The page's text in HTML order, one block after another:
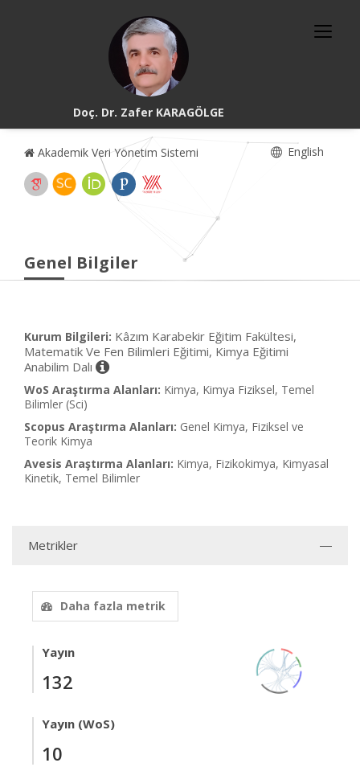
Doç. Dr. Zafer KARAGÖLGE
Akademik Veri Yönetim Sistemi English
Genel Bilgiler
Kurum Bilgileri: Kâzım Karabekir Eğitim Fakültesi,
Matematik Ve Fen Bilimleri Eğitimi, Kimya Eğitimi
Anabilim Dalı
WoS Araştırma Alanları: Kimya, Kimya Fiziksel, Temel
Bilimler (Sci)
Scopus Araştırma Alanları: Genel Kimya, Fiziksel ve
Teorik Kimya
Avesis Araştırma Alanları: Kimya, Fizikokimya, Kimyasal
Kinetik, Temel Bilimler
Metrikler
Daha fazla metrik
Yayın
132
Yayın (WoS)
10